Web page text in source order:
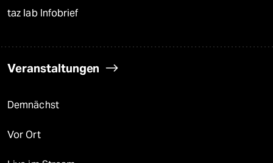
taz lab Infobrief
Veranstaltungen
Demnächst
Vor Ort